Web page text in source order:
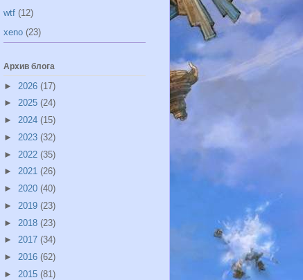
wtf (12)
xeno (23)
Архив блога
► 2026 (17)
► 2025 (24)
► 2024 (15)
► 2023 (32)
► 2022 (35)
► 2021 (26)
► 2020 (40)
► 2019 (23)
► 2018 (23)
► 2017 (34)
► 2016 (62)
► 2015 (81)